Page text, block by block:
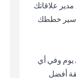
علاقاتك
خططك
أي